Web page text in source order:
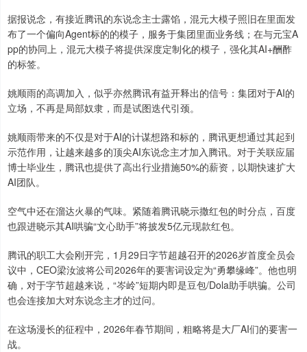
据报说念，有接近腾讯的东说念主士露馅，混元大模子照旧在里面发
布了一个偏向Agent标的的模子，服务于集团里面业务线；在与元宝A
pp的协同上，混元大模子将提供深度定制化的模子，强化其AI+酬酢
的标签。
姚顺雨的高调加入，似乎亦然腾讯有益开释出的信号：集团对于AI的
立场，不再是局部奴隶，而是试图迭代引颈。
姚顺雨带来的不仅是对于AI的计谋想路和标的，腾讯更想通过其起到
示范作用，让越来越多的顶尖AI东说念主才加入腾讯。对于关联应届
博士毕业生，腾讯也提供了高出行业措施50%的薪资，以期快速扩大
AI团队。
空气中还在溜达火暴的气味。紧随着腾讯晓示撒红包的时分点，百度
也跟进晓示其AI哄骗“文心助手”将披发5亿元现款红包。
腾讯的职工大会刚开完，1月29日字节超越召开的2026岁首度全员会
议中，CEO梁汝波将公司2026年的要害词设定为“勇攀缘峰”。他也明
确，对于字节超越来说，“岑岭”短期内即是豆包/Dola助手哄骗。公司
也会连接加大对东说念主才的过问。
在这场漫长的征程中，2026年春节期间，粗略将是大厂AI们的要害一
战。